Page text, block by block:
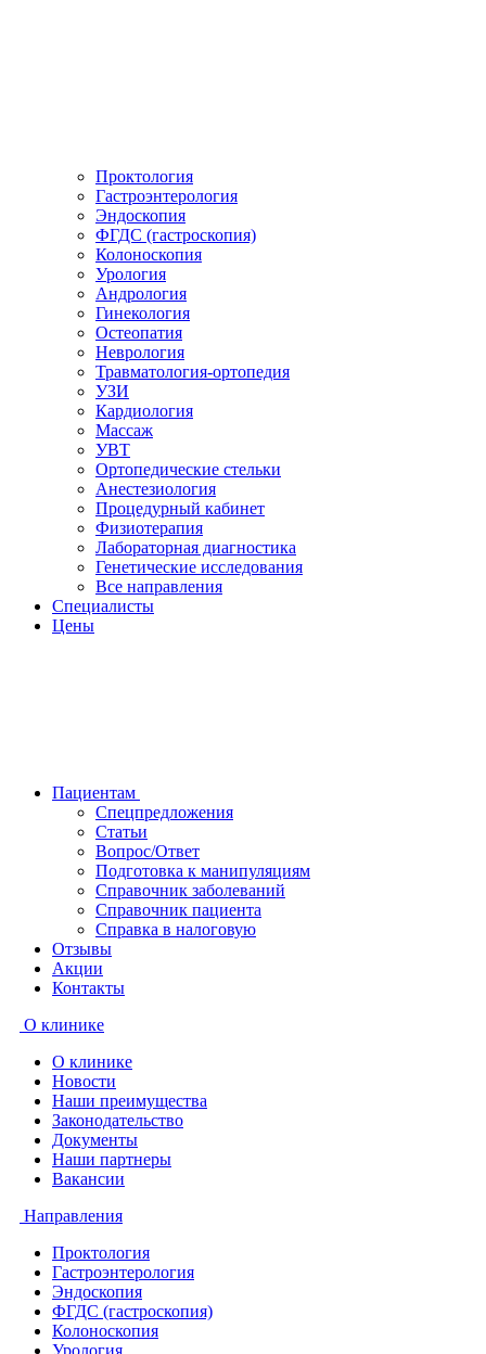
Проктология
Гастроэнтерология
Эндоскопия
ФГДС (гастроскопия)
Колоноскопия
Урология
Андрология
Гинекология
Остеопатия
Неврология
Травматология-ортопедия
УЗИ
Кардиология
Массаж
УВТ
Ортопедические стельки
Анестезиология
Процедурный кабинет
Физиотерапия
Лабораторная диагностика
Генетические исследования
Все направления
Специалисты
Цены
Пациентам
Спецпредложения
Статьи
Вопрос/Ответ
Подготовка к манипуляциям
Справочник заболеваний
Справочник пациента
Справка в налоговую
Отзывы
Акции
Контакты
О клинике
О клинике
Новости
Наши преимущества
Законодательство
Документы
Наши партнеры
Вакансии
Направления
Проктология
Гастроэнтерология
Эндоскопия
ФГДС (гастроскопия)
Колоноскопия
Урология